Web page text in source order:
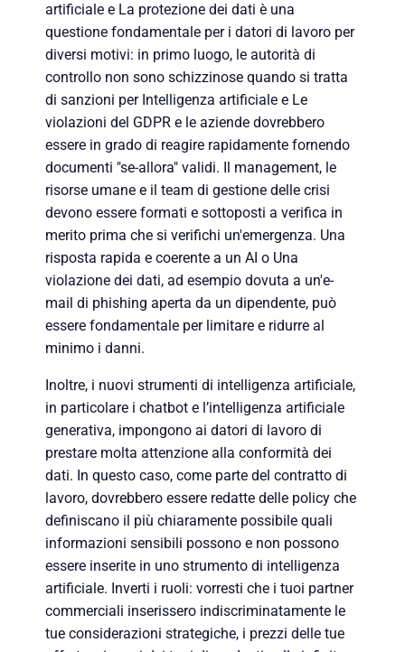
artificiale e La protezione dei dati è una
questione fondamentale per i datori di lavoro per
diversi motivi: in primo luogo, le autorità di
controllo non sono schizzinose quando si tratta
di sanzioni per Intelligenza artificiale e Le
violazioni del GDPR e le aziende dovrebbero
essere in grado di reagire rapidamente fornendo
documenti "se-allora" validi. Il management, le
risorse umane e il team di gestione delle crisi
devono essere formati e sottoposti a verifica in
merito prima che si verifichi un'emergenza. Una
risposta rapida e coerente a un AI o Una
violazione dei dati, ad esempio dovuta a un'e-
mail di phishing aperta da un dipendente, può
essere fondamentale per limitare e ridurre al
minimo i danni.
Inoltre, i nuovi strumenti di intelligenza artificiale,
in particolare i chatbot e l’intelligenza artificiale
generativa, impongono ai datori di lavoro di
prestare molta attenzione alla conformità dei
dati. In questo caso, come parte del contratto di
lavoro, dovrebbero essere redatte delle policy che
definiscano il più chiaramente possibile quali
informazioni sensibili possono e non possono
essere inserite in uno strumento di intelligenza
artificiale. Inverti i ruoli: vorresti che i tuoi partner
commerciali inserissero indiscriminatamente le
tue considerazioni strategiche, i prezzi delle tue